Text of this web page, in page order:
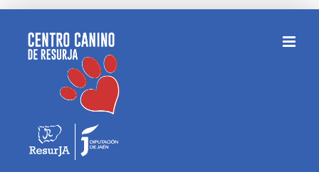
contenido